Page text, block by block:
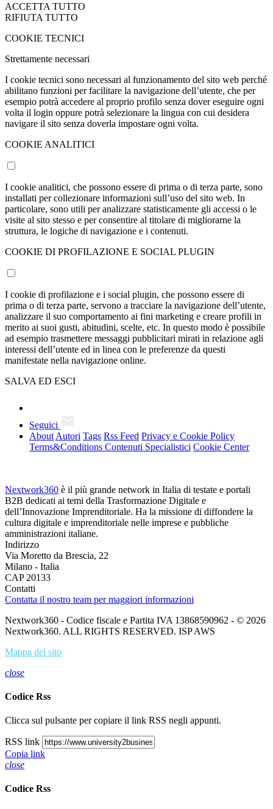
ACCETTA TUTTO
RIFIUTA TUTTO
COOKIE TECNICI
Strettamente necessari
I cookie tecnici sono necessari al funzionamento del sito web perché
abilitano funzioni per facilitare la navigazione dell’utente, che per
esempio potrà accedere al proprio profilo senza dover eseguire ogni
volta il login oppure potrà selezionare la lingua con cui desidera
navigare il sito senza doverla impostare ogni volta.
COOKIE ANALITICI
I cookie analitici, che possono essere di prima o di terza parte, sono
installati per collezionare informazioni sull’uso del sito web. In
particolare, sono utili per analizzare statisticamente gli accessi o le
visite al sito stesso e per consentire al titolare di migliorarne la
struttura, le logiche di navigazione e i contenuti.
COOKIE DI PROFILAZIONE E SOCIAL PLUGIN
I cookie di profilazione e i social plugin, che possono essere di
prima o di terza parte, servono a tracciare la navigazione dell’utente,
analizzare il suo comportamento ai fini marketing e creare profili in
merito ai suoi gusti, abitudini, scelte, etc. In questo modo è possibile
ad esempio trasmettere messaggi pubblicitari mirati in relazione agli
interessi dell’utente ed in linea con le preferenze da questi
manifestate nella navigazione online.
SALVA ED ESCI
Seguici
About Autori Tags Rss Feed Privacy e Cookie Policy
Terms&Conditions Contenuti Specialistici Cookie Center
Nextwork360 è il più grande network in Italia di testate e portali
B2B dedicati ai temi della Trasformazione Digitale e
dell’Innovazione Imprenditoriale. Ha la missione di diffondere la
cultura digitale e imprenditoriale nelle imprese e pubbliche
amministrazioni italiane.
Indirizzo
Via Moretto da Brescia, 22
Milano - Italia
CAP 20133
Contatti
Contatta il nostro team per maggiori informazioni
Nextwork360 - Codice fiscale e Partita IVA 13868590962 - © 2026
Nextwork360. ALL RIGHTS RESERVED. ISP AWS
Mappa del sito
close
Codice Rss
Clicca sul pulsante per copiare il link RSS negli appunti.
RSS link
Copia link
close
Codice Rss